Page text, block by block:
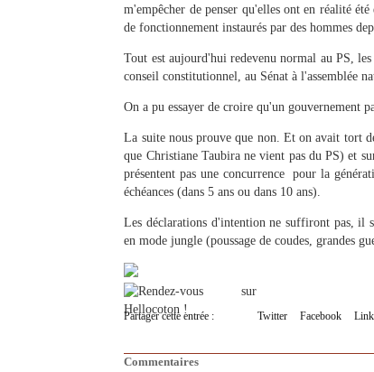
m'empêcher de penser qu'elles ont en réalité
de fonctionnement instaurés par des hommes
Tout est aujourd'hui redevenu normal au PS,
conseil constitutionnel, au Sénat à l'assemblée
On a pu essayer de croire qu'un gouvernement
La suite nous prouve que non. Et on avait tort
que Christiane Taubira ne vient pas du PS) et
présentent pas une concurrence pour la
échéances (dans 5 ans ou dans 10 ans).
Les déclarations d'intention ne suffiront pas, il
en mode jungle (poussage de coudes, grandes
Partager cette entrée : Twitter Facebook
Commentaires